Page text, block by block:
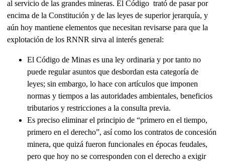
al servicio de las grandes mineras. El Código trató de pasar por
encima de la Constitución y de las leyes de superior jerarquía, y
aún hoy mantiene elementos que necesitan revisarse para que la
explotación de los RNNR sirva al interés general:
El Código de Minas es una ley ordinaria y por tanto no
puede regular asuntos que desbordan esta categoría de
leyes; sin embargo, lo hace con artículos que imponen
normas y tiempos a las autoridades ambientales, beneficios
tributarios y restricciones a la consulta previa.
Es preciso eliminar el principio de “primero en el tiempo,
primero en el derecho”, así como los contratos de concesión
minera, que quizá fueron funcionales en épocas feudales,
pero que hoy no se corresponden con el derecho a exigir